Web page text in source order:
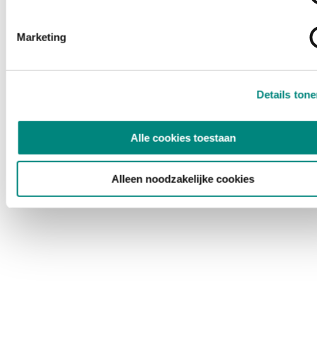
Marketing
Details
Alle cookies toestaan
Alleen noodzakelijke cookies